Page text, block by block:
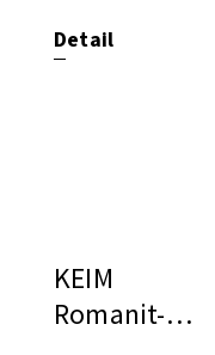
Detail
KEIM
Romanit-